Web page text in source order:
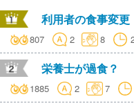
利用者の食事変更
807 2 8
栄養士が過食？
1885 2 7